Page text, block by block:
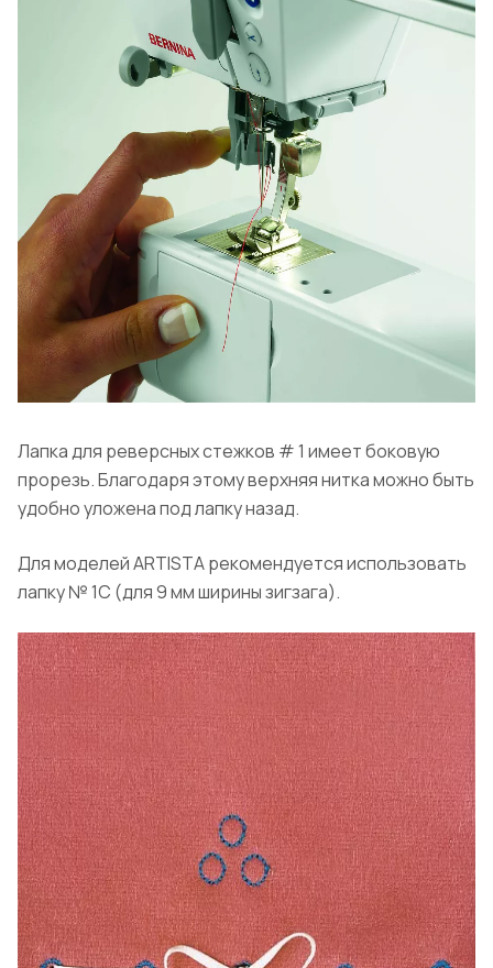
Лапка для реверсных стежков # 1 имеет боковую
прорезь. Благодаря этому верхняя нитка можно быть
удобно уложена под лапку назад.
Для моделей ARTISTA рекомендуется использовать
лапку № 1С (для 9 мм ширины зигзага).